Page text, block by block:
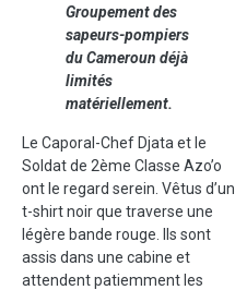
Groupement des
sapeurs-pompiers
du Cameroun déjà
limités
matériellement.
Le Caporal-Chef Djata et le
Soldat de 2ème Classe Azo’o
ont le regard serein. Vêtus d’un
t-shirt noir que traverse une
légère bande rouge. Ils sont
assis dans une cabine et
attendent patiemment les